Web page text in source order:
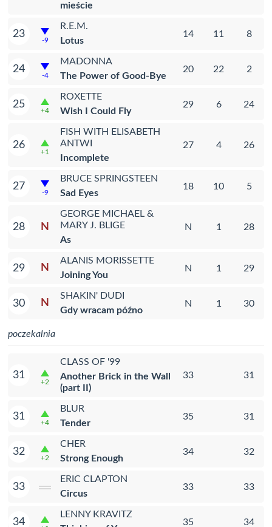
mieście
23
-9
R.E.M.
Lotus
14 11 8
24
-4
MADONNA
The Power of Good-Bye
20 22 2
25
+4
ROXETTE
Wish I Could Fly
29 6 24
26
+1
FISH WITH ELISABETH
ANTWI
Incomplete
27 4 26
27
-9
BRUCE SPRINGSTEEN
Sad Eyes
18 10 5
28 N
GEORGE MICHAEL &
MARY J. BLIGE
As
N 1 28
29 N
ALANIS MORISSETTE
Joining You
N 1 29
30 N
SHAKIN' DUDI
Gdy wracam późno
N 1 30
poczekalnia
31
+2
CLASS OF '99
Another Brick in the Wall
(part II)
33 31
31
+4
BLUR
Tender
35 31
32
+2
CHER
Strong Enough
34 32
33
ERIC CLAPTON
Circus
33 33
34
LENNY KRAVITZ
35 34